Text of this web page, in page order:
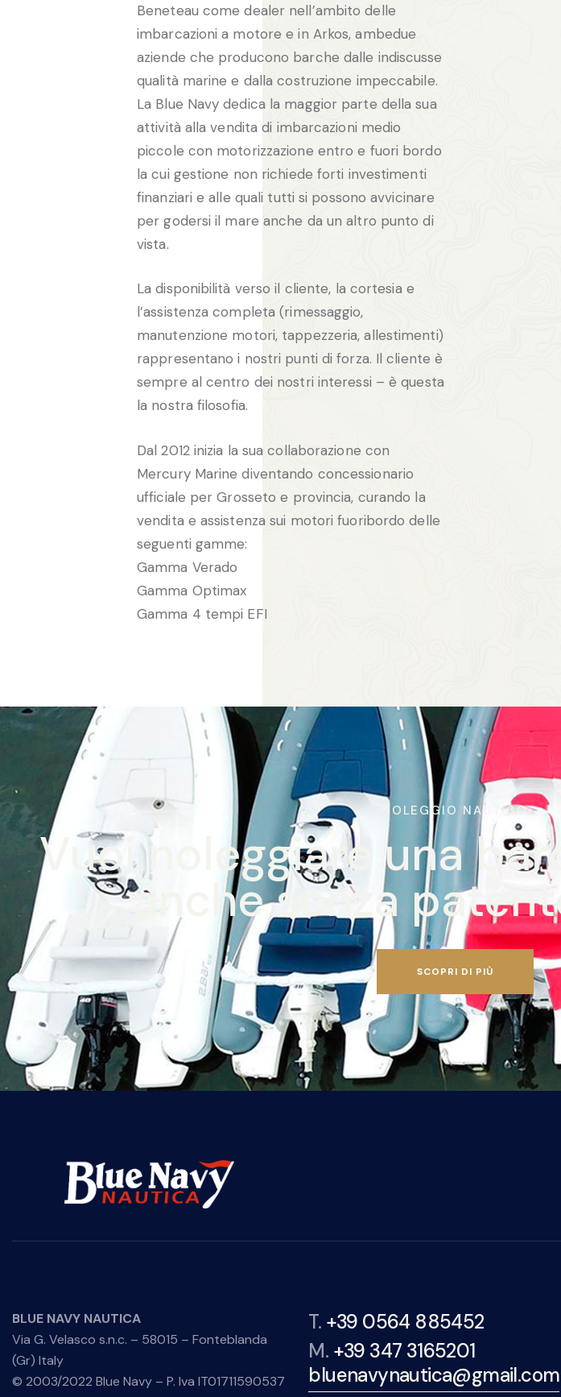
Beneteau come dealer nell’ambito delle
imbarcazioni a motore e in Arkos, ambedue
aziende che producono barche dalle indiscusse
qualità marine e dalla costruzione impeccabile.
La Blue Navy dedica la maggior parte della sua
attività alla vendita di imbarcazioni medio
piccole con motorizzazione entro e fuori bordo
la cui gestione non richiede forti investimenti
finanziari e alle quali tutti si possono avvicinare
per godersi il mare anche da un altro punto di
vista.
La disponibilità verso il cliente, la cortesia e
l’assistenza completa (rimessaggio,
manutenzione motori, tappezzeria, allestimenti)
rappresentano i nostri punti di forza. Il cliente è
sempre al centro dei nostri interessi – è questa
la nostra filosofia.
Dal 2012 inizia la sua collaborazione con
Mercury Marine diventando concessionario
ufficiale per Grosseto e provincia, curando la
vendita e assistenza sui motori fuoribordo delle
seguenti gamme:
Gamma Verado
Gamma Optimax
Gamma 4 tempi EFI
NOLEGGIO NAUTICO
Vuoi noleggiare una
anche senza
SCOPRI DI PIÙ
BLUE NAVY NAUTICA
Via G. Velasco s.n.c. – 58015 – Fonteblanda
(Gr) Italy
© 2003/2022 Blue Navy – P. Iva IT01711590537
T. +39 0564 885452
M. +39 347 3165201
bluenavynautica@gmail.com